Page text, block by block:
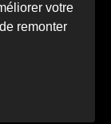
- 2025
votre
remonter